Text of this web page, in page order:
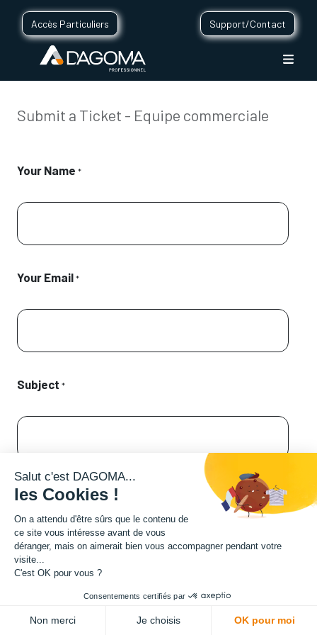
Accès Particuliers Support/Contact
Submit a Ticket - Equipe commerciale
Your Name *
Your Email *
Subject *
Description
Salut c'est DAGOMA...
les Cookies !
On a attendu d'être sûrs que le contenu de
ce site vous intéresse avant de vous
déranger, mais on aimerait bien vous accompagner pendant votre
visite...
C'est OK pour vous ?
Consentements certifiés par
Non merci Je choisis OK pour moi